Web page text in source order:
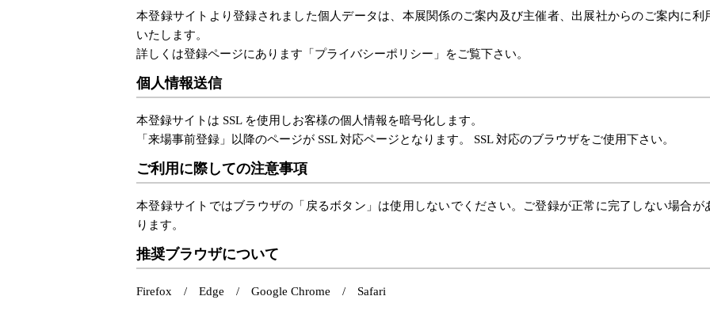
本登録サイトより登録されました個人データは、本展関係のご案内及び主催者、出展社からのご案内に利
いたします。
詳しくは登録ページにあります「プライバシーポリシー」をご覧下さい。
個人情報送信
本登録サイトは SSL を使用しお客様の個人情報を暗号化します。
「来場事前登録」以降のページが SSL 対応ページとなります。 SSL 対応のブラウザをご使用下さい。
ご利用に際しての注意事項
本登録サイトではブラウザの「戻るボタン」は使用しないでください。ご登録が正常に完了しない場合が
ります。
推奨ブラウザについて
Firefox / Edge / Google Chrome / Safari